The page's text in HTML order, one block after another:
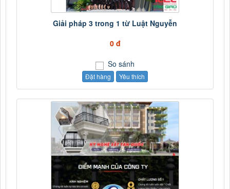
Giải pháp 3 trong 1 từ Luật Nguyễn
0 đ
So sánh
Đặt hàng Yêu thích